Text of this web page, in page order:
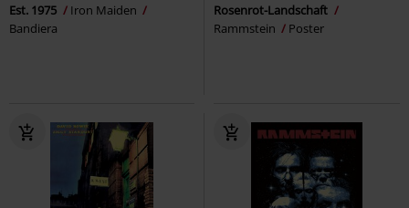
Est. 1975
Iron Maiden
Bandiera
Rosenrot-Landschaft
Rammstein
Poster